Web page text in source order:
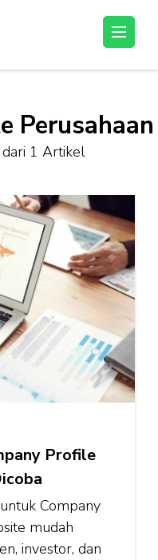
Perusahaan
1 Artikel
Profile
Company
mudah
investor, dan